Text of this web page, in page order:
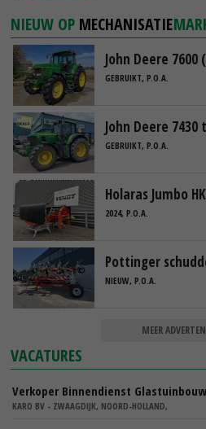
NIEUW OP MECHANISATIE
John Deere 7600
GEBRUIKT, P.O.A.
John Deere
GEBRUIKT, P.O.A.
Holaras Jumbo
2024, P.O.A.
Pottinger
NIEUW, P.O.A.
MEER
VACATURES
Verkoper Binnendienst Glastuinbouw
KARO BV - ZWAAGDIJK, NOORD-HOLLAND,